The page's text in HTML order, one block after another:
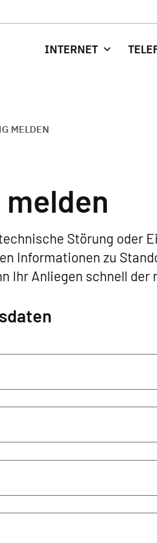
INTERNET
MELDEN
Störung oder
Informationen zu
Ihr Anliegen schnell